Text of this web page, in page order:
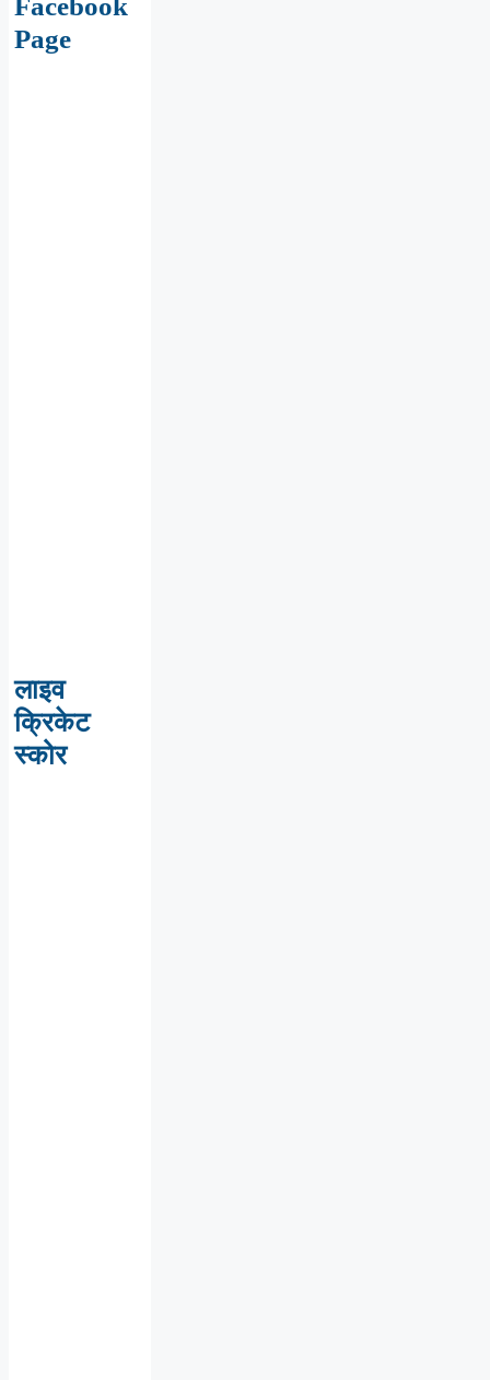
Facebook
Page
लाइव
क्रिकेट
स्कोर